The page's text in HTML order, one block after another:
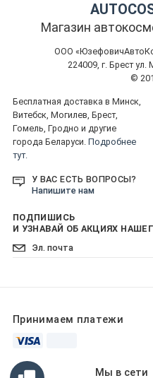
Магазин
ООО
224009, г. Брест
©
Бесплатная доставка в Минск,
Витебск, Могилев, Брест,
Гомель, Гродно и другие
города Беларуси. Подробнее
тут.
У ВАС ЕСТЬ ВОПРОСЫ?
Напишите нам
ПОДПИШИСЬ
И УЗНАВАЙ ОБ АКЦИЯХ
Принимаем платежи
Мы в сети